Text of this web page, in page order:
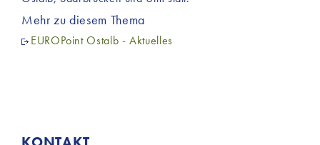
Mehr zu diesem Thema
EUROPoint Ostalb - Aktuelles